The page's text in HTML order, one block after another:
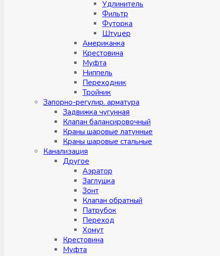
Удлинитель
Фильтр
Футорка
Штуцер
Американка
Крестовина
Муфта
Ниппель
Переходник
Тройник
Запорно-регулир. арматура
Задвижка чугунная
Клапан балансировочный
Краны шаровые латунные
Краны шаровые стальные
Канализация
Другое
Аэратор
Заглушкa
Зонт
Клапан обратный
Патрубок
Переход
Хомут
Крестовина
Муфтa